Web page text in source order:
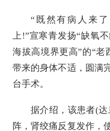
“既然有病人来
上!”宣寒青发扬“缺氧
海拔高境界更高”的“老
带来的身体不适，圆满
台手术。
据介绍，该患者(
阵，肾绞痛反复发作，